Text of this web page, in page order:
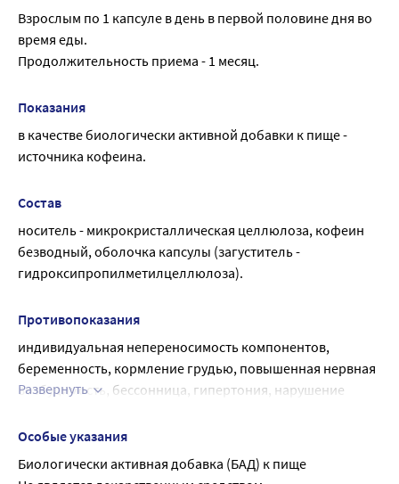
Взрослым по 1 капсуле в день в первой половине дня во
время еды.
Продолжительность приема - 1 месяц.
Показания
в качестве биологически активной добавки к пище -
источника кофеина.
Состав
носитель - микрокристаллическая целлюлоза, кофеин
безводный, оболочка капсулы (загуститель -
гидроксипропилметилцеллюлоза).
Противопоказания
индивидуальная непереносимость компонентов,
беременность, кормление грудью, повышенная нервная
возбудимость, бессонница, гипертония, нарушение
прием в вечернее время.
Перед применением рекомендуется
проконсультироваться с врачом.
Развернуть
Особые указания
Биологически активная добавка (БАД) к пище